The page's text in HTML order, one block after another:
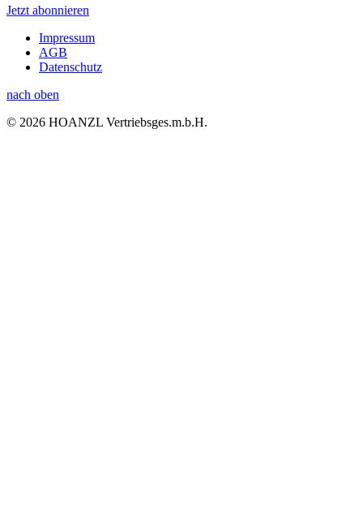
Jetzt abonnieren
Impressum
AGB
Datenschutz
nach oben
© 2026 HOANZL Vertriebsges.m.b.H.